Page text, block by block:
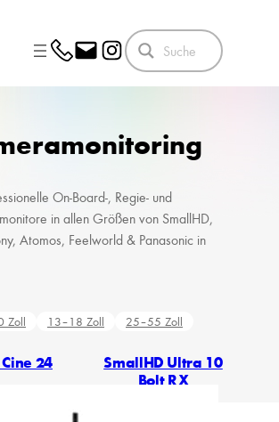
On-Board-, Regie- und
in allen Größen von SmallHD,
Atomos, Feelworld & Panasonic in
Zoll 13–18 Zoll 25–55 Zoll
24
SmallHD Ultra 10
Bolt RX